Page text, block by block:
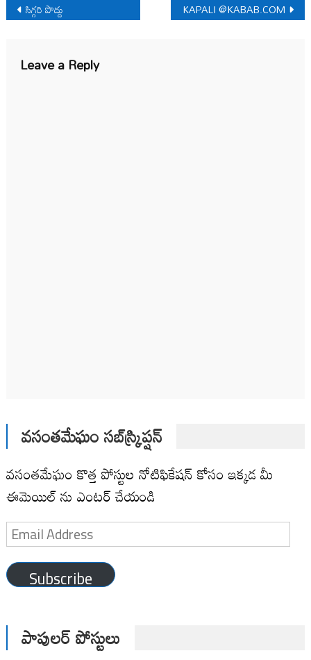
Post
navigation
సిగ్గరి పొద్దు KAPALI @KABAB.COM
Leave a Reply
వసంతమేఘం సబ్‌స్క్రిప్షన్
వసంతమేఘం కొత్త పోస్టుల నోటిఫికేషన్ కోసం ఇక్కడ మీ
ఈమెయిల్ ను ఎంటర్ చేయండి
Email
Address
Subscribe
పాపులర్ పోస్టులు